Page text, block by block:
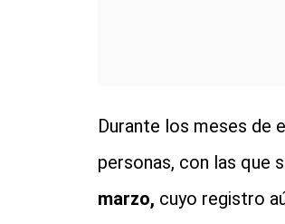
Durante los meses de
personas, con las que
marzo, cuyo registro